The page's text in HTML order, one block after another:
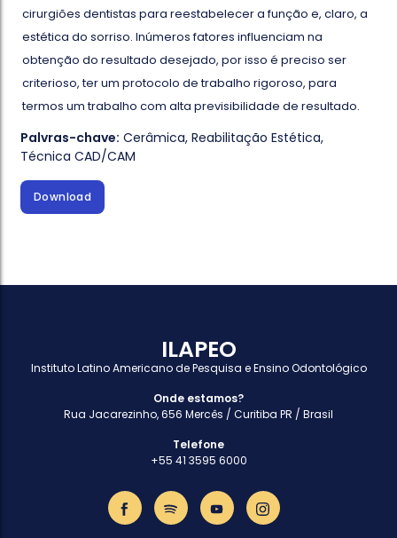
cirurgiões dentistas para reestabelecer a função e, claro, a
estética do sorriso. Inúmeros fatores influenciam na
obtenção do resultado desejado, por isso é preciso ser
criterioso, ter um protocolo de trabalho rigoroso, para
termos um trabalho com alta previsibilidade de resultado.
Palvras-chave: Cerâmica,Reabilitação Estética,
Técnica CAD/CAM
Download
ILAPEO
Instituto Latino Americano de Pesquisa e Ensino Odontológico
Onde estamos?
Rua Jacarezinho, 656 Mercês / Curitiba PR / Brasil
Telefone
+55 41 3595 6000